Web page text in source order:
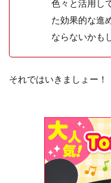
色々と活用し
た効果的な進
ならないかも
それではいきましょー！